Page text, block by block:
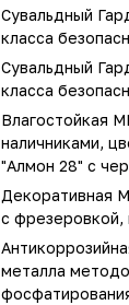
Сувальдный
класса
Сувальдный
класса
Влагостойкая
наличниками,
"Алмон 28" с
Декоративная
с фрезеровкой,
металла